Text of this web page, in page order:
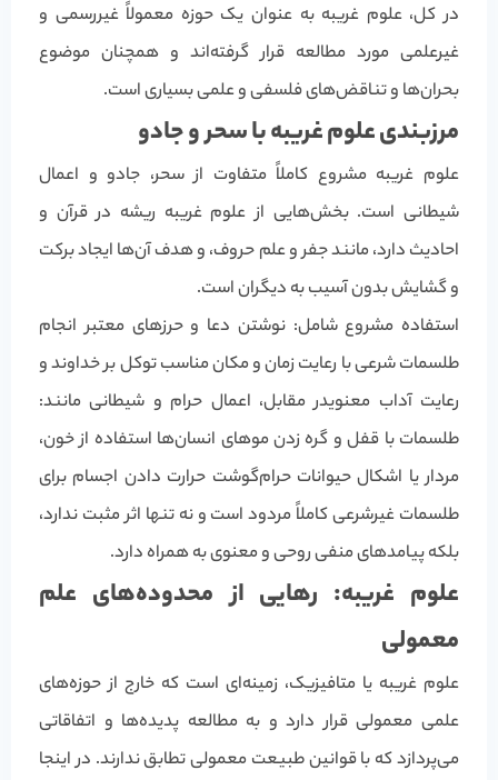
در کل، علوم غریبه به عنوان یک حوزه معمولاً غیررسمی و
غیرعلمی مورد مطالعه قرار گرفته‌اند و همچنان موضوع
بحران‌ها و تناقض‌های فلسفی و علمی بسیاری است.
مرزبندی علوم غریبه با سحر و جادو
علوم غریبه مشروع کاملاً متفاوت از سحر، جادو و اعمال
شیطانی است. بخش‌هایی از علوم غریبه ریشه در قرآن و
احادیث دارد، مانند جفر و علم حروف، و هدف آن‌ها ایجاد برکت
و گشایش بدون آسیب به دیگران است.
استفاده مشروع شامل: نوشتن دعا و حرزهای معتبر انجام
طلسمات شرعی با رعایت زمان و مکان مناسب توکل بر خداوند و
رعایت آداب معنویدر مقابل، اعمال حرام و شیطانی مانند:
طلسمات با قفل و گره زدن موهای انسان‌ها استفاده از خون،
مردار یا اشکال حیوانات حرام‌گوشت حرارت دادن اجسام برای
طلسمات غیرشرعی کاملاً مردود است و نه تنها اثر مثبت ندارد،
بلکه پیامدهای منفی روحی و معنوی به همراه دارد.
علوم غریبه: رهایی از محدوده‌های علم
معمولی
علوم غریبه یا متافیزیک، زمینه‌ای است که خارج از حوزه‌های
علمی معمولی قرار دارد و به مطالعه پدیده‌ها و اتفاقاتی
می‌پردازد که با قوانین طبیعت معمولی تطابق ندارند. در اینجا